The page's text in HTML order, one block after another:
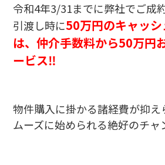
令和4年3/31までに弊社でご成
引渡し時に50万円のキャッ
は、仲介手数料から50万円
ービス‼
物件購入に掛かる諸経費が抑え
ムーズに始められる絶好のチャ